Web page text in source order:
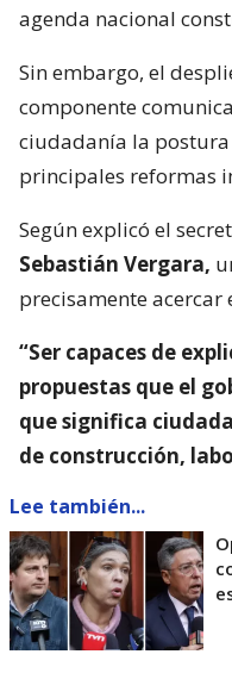
agenda nacional
Sin embargo, el
componente
ciudadanía la
principales reformas
Según explicó el
Sebastián Vergara,
precisamente
“Ser capaces de
propuestas que el
que significa
de construcción,
Lee también...